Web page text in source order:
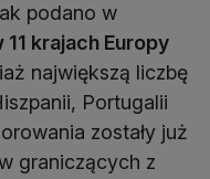
podano w
krajach Europy
największą liczbę
Portugalii
zostały już
graniczących z